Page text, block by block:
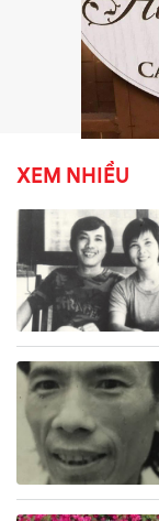
XEM NHIỀU